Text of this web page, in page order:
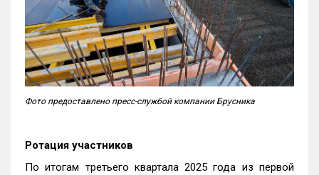
Фото предоставлено пресс-службой компании Брусника
Ротация участников
По итогам третьего квартала 2025 года из первой